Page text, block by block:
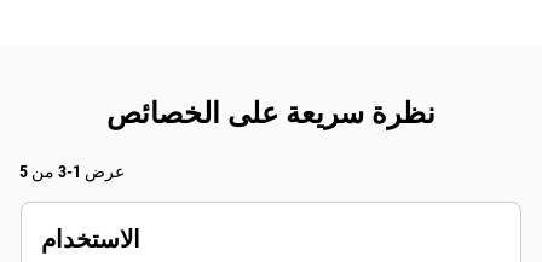
نظرة سريعة على الخصائص
عرض 1-3 من 5
الاستخدام